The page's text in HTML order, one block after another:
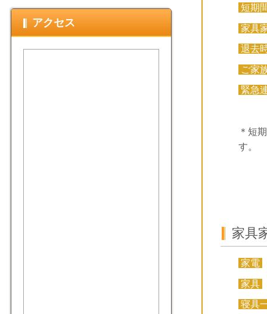
短期
家具
退去
ご家
緊急
＊短
す。
家具
家電
家具
寝具
アクセス